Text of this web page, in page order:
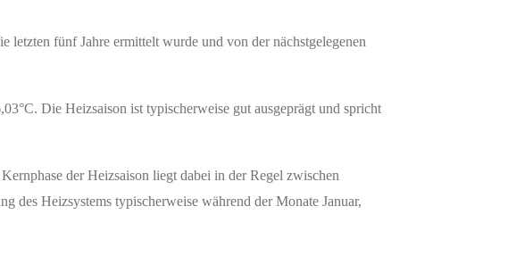
letzten fünf Jahre ermittelt wurde und von der nächstgelegenen
Die Heizsaison ist typischerweise gut ausgeprägt und spricht
der Heizsaison liegt dabei in der Regel zwischen
des Heizsystems typischerweise während der Monate Januar,